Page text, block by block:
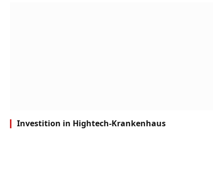
Investition in Hightech-Krankenhaus